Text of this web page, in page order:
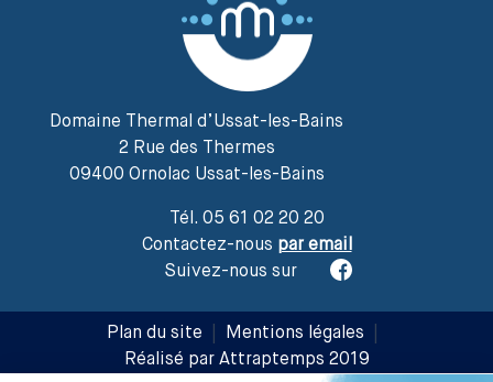
Domaine Thermal d’Ussat-les-Bains
2 Rue des Thermes
09400 Ornolac Ussat-les-Bains
Tél. 05 61 02 20 20
Contactez-nous par email
Suivez-nous sur
Plan du site Mentions légales
Réalisé par Attraptemps 2019